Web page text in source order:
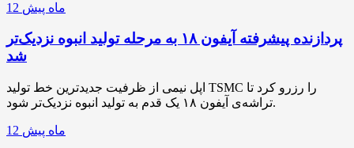
12 ماه پیش
پردازنده پیشرفته آیفون ۱۸ به مرحله تولید انبوه نزدیک‌تر
شد
اپل نیمی از ظرفیت جدیدترین خط تولید TSMC را رزرو کرد تا
تراشه‌ی آیفون ۱۸ یک قدم به تولید انبوه نزدیک‌تر شود.
12 ماه پیش